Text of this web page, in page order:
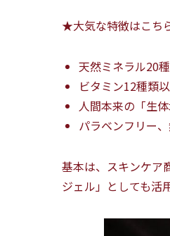
★大気な特徴はこち
天然ミネラル20
ビタミン12種類
人間本来の「生
パラベンフリー
基本は、スキンケア
ジェル」としても活